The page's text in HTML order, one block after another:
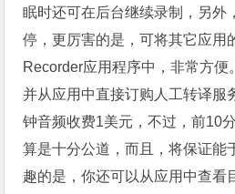
眠时还可在后台继续录制，另外
停，更厉害的是，可将其它应用
Recorder应用程序中，非常方
并从应用中直接订购人工转译服
钟音频收费1美元，不过，前10
算是十分公道，而且，将保证能
趣的是，你还可以从应用中查看